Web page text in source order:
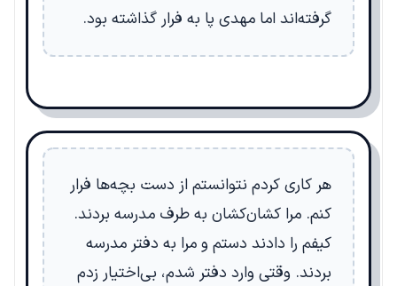
گرفته‌اند اما مهدی پا به فرار گذاشته بود.
هر کاری کردم نتوانستم از دست بچه‌ها فرار
کنم. مرا کشان‌کشان به طرف مدرسه بردند.
کیفم را دادند دستم و مرا به دفتر مدرسه
بردند. وقتی وارد دفتر شدم، بی‌اختیار زدم